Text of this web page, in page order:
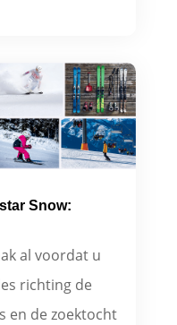
Snow:
al voordat u
richting de
en de zoektocht